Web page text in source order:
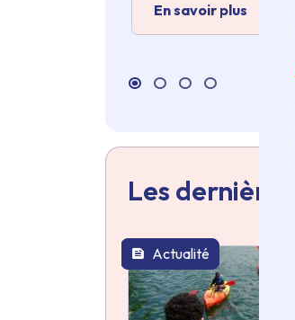
En savoir plus
Les
thématique active
Actualité